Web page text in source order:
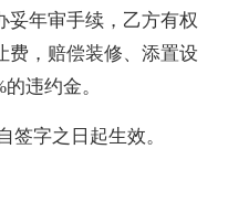
妥年审手续，乙方有权
费，赔偿装修、添置设
违约金。
字之日起生效。